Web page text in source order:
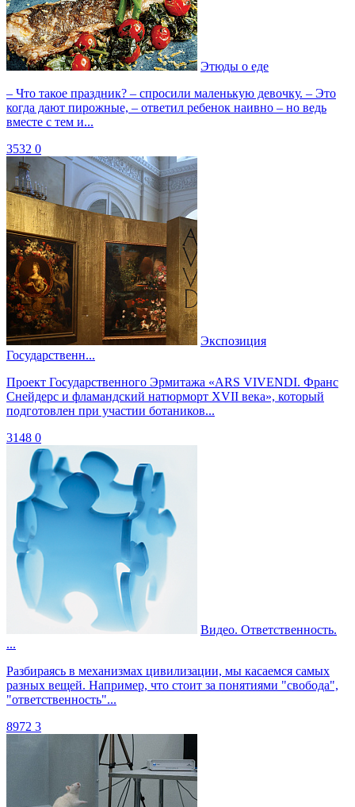
Этюды о еде
– Что такое праздник? – спросили маленькую девочку. – Это
когда дают пирожные, – ответил ребенок наивно – но ведь
вместе с тем и...
3532 0
Экспозиция
Государственн...
Проект Государственного Эрмитажа «ARS VIVENDI. Франс
Снейдерс и фламандский натюрморт XVII века», который
подготовлен при участии ботаников...
3148 0
Видео. Ответственность.
...
Разбираясь в механизмах цивилизации, мы касаемся самых
разных вещей. Например, что стоит за понятиями "свобода",
"ответственность"...
8972 3